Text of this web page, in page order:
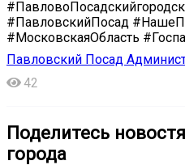
#ПавловскийПосад
#МосковскаяОбласть
Павловский Посад
42
Поделитесь
города